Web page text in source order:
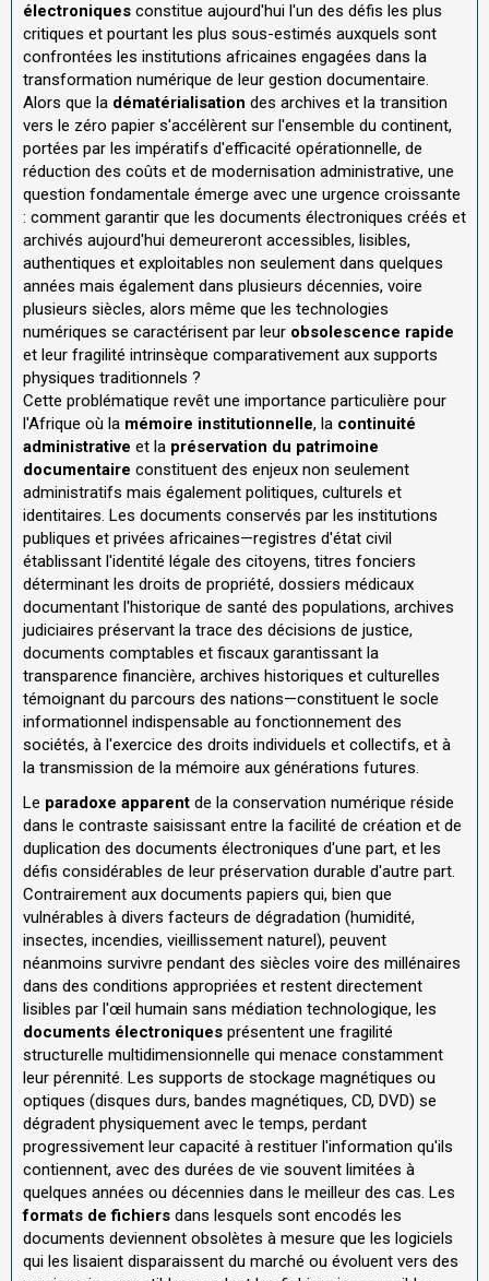
électroniques constitue aujourd'hui l'un des défis les plus
critiques et pourtant les plus sous-estimés auxquels sont
confrontées les institutions africaines engagées dans la
transformation numérique de leur gestion documentaire.
Alors que la dématérialisation des archives et la transition
vers le zéro papier s'accélèrent sur l'ensemble du continent,
portées par les impératifs d'efficacité opérationnelle, de
réduction des coûts et de modernisation administrative, une
question fondamentale émerge avec une urgence croissante
: comment garantir que les documents électroniques créés et
archivés aujourd'hui demeureront accessibles, lisibles,
authentiques et exploitables non seulement dans quelques
années mais également dans plusieurs décennies, voire
plusieurs siècles, alors même que les technologies
numériques se caractérisent par leur obsolescence rapide
et leur fragilité intrinsèque comparativement aux supports
physiques traditionnels ?
Cette problématique revêt une importance particulière pour
l'Afrique où la mémoire institutionnelle, la continuité
administrative et la préservation du patrimoine
documentaire constituent des enjeux non seulement
administratifs mais également politiques, culturels et
identitaires. Les documents conservés par les institutions
publiques et privées africaines—registres d'état civil
établissant l'identité légale des citoyens, titres fonciers
déterminant les droits de propriété, dossiers médicaux
documentant l'historique de santé des populations, archives
judiciaires préservant la trace des décisions de justice,
documents comptables et fiscaux garantissant la
transparence financière, archives historiques et culturelles
témoignant du parcours des nations—constituent le socle
informationnel indispensable au fonctionnement des
sociétés, à l'exercice des droits individuels et collectifs, et à
la transmission de la mémoire aux générations futures.
Le paradoxe apparent de la conservation numérique réside
dans le contraste saisissant entre la facilité de création et de
duplication des documents électroniques d'une part, et les
défis considérables de leur préservation durable d'autre part.
Contrairement aux documents papiers qui, bien que
vulnérables à divers facteurs de dégradation (humidité,
insectes, incendies, vieillissement naturel), peuvent
néanmoins survivre pendant des siècles voire des millénaires
dans des conditions appropriées et restent directement
lisibles par l'œil humain sans médiation technologique, les
documents électroniques présentent une fragilité
structurelle multidimensionnelle qui menace constamment
leur pérennité. Les supports de stockage magnétiques ou
optiques (disques durs, bandes magnétiques, CD, DVD) se
dégradent physiquement avec le temps, perdant
progressivement leur capacité à restituer l'information qu'ils
contiennent, avec des durées de vie souvent limitées à
quelques années ou décennies dans le meilleur des cas. Les
formats de fichiers dans lesquels sont encodés les
documents deviennent obsolètes à mesure que les logiciels
qui les lisaient disparaissent du marché ou évoluent vers des